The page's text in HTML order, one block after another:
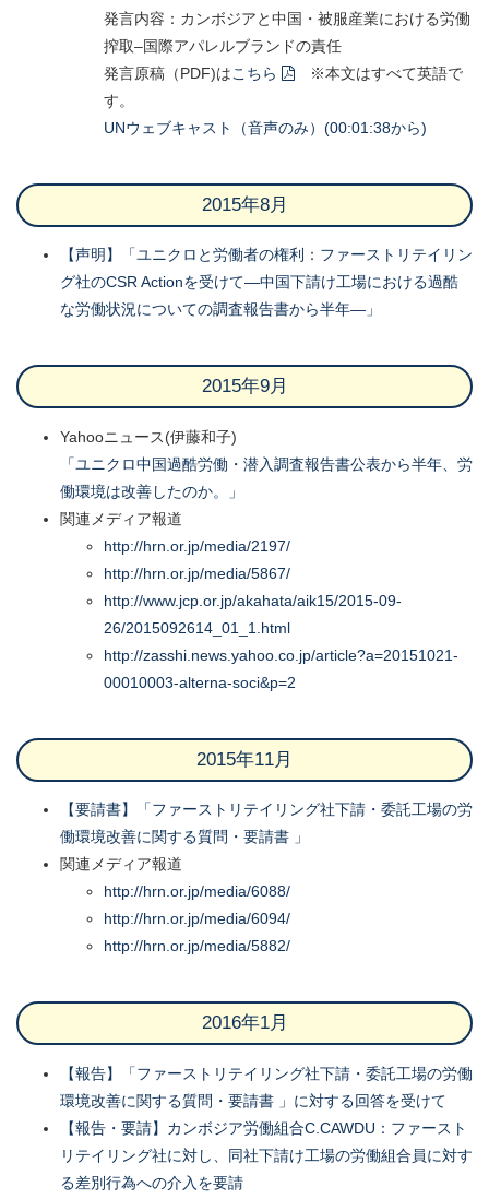
発言内容：カンボジアと中国・被服産業における労働
搾取–国際アパレルブランドの責任
発言原稿（PDF)はこちら
※本文はすべて英語で
す。
UNウェブキャスト（音声のみ）(00:01:38から)
2015年8月
【声明】「ユニクロと労働者の権利：ファーストリテイリン
グ社のCSR Actionを受けて―中国下請け工場における過酷
な労働状況についての調査報告書から半年―」
2015年9月
Yahooニュース(伊藤和子)
「ユニクロ中国過酷労働・潜入調査報告書公表から半年、労
働環境は改善したのか。」
関連メディア報道
http://hrn.or.jp/media/2197/
http://hrn.or.jp/media/5867/
http://www.jcp.or.jp/akahata/aik15/2015-09-
26/2015092614_01_1.html
http://zasshi.news.yahoo.co.jp/article?a=20151021-
00010003-alterna-soci&p=2
2015年11月
【要請書】「ファーストリテイリング社下請・​委託工場の労
働環境改善に関する質問・要請​書 」
関連メディア報道
http://hrn.or.jp/media/6088/
http://hrn.or.jp/media/6094/
http://hrn.or.jp/media/5882/
2016年1月
【報告】「ファーストリテイリング社下請・​委託工場の労働
環境改善に関する質問・要請​書 」に対する回答を受けて
【報告・要請】カンボジア労働組合C.CAWDU：ファースト
リテイリング社に対し、同社下請け工場の労働組合員に対す
る差別行為への介入を要請